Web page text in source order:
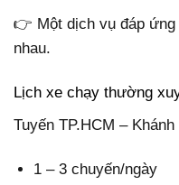
👉 Một dịch vụ đáp
nhau.
Lịch xe chạy thường
Tuyến TP.HCM –
1 – 3 chuyến/ngày